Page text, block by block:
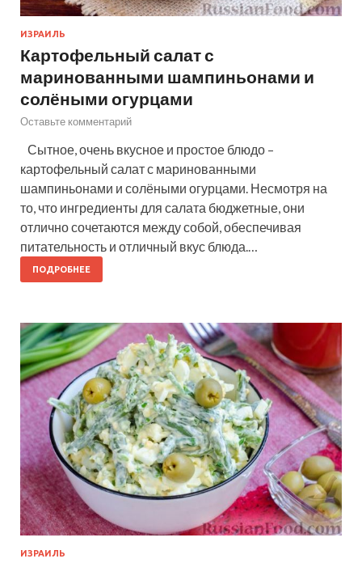
ИЗРАИЛЬ
Картофельный салат с
маринованными шампиньонами и
солёными огурцами
Оставьте комментарий
Сытное, очень вкусное и простое блюдо –
картофельный салат с маринованными
шампиньонами и солёными огурцами. Несмотря на
то, что ингредиенты для салата бюджетные, они
отлично сочетаются между собой, обеспечивая
питательность и отличный вкус блюда.…
ПОДРОБНЕЕ
ИЗРАИЛЬ